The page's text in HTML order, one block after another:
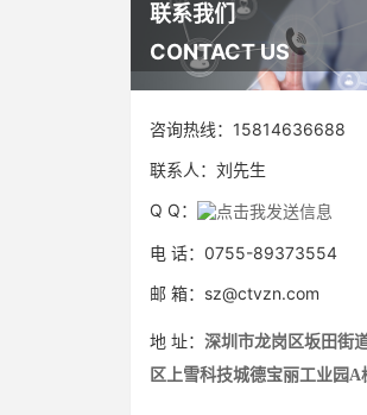
联系我们
CONTACT US
咨询热线： 15814636688
联系人： 刘先生
Q Q：
电 话：0755-89373554
邮 箱：sz@ctvzn.com
地 址： 深圳市龙岗区坂田街
区上雪科技城德宝丽工业园A